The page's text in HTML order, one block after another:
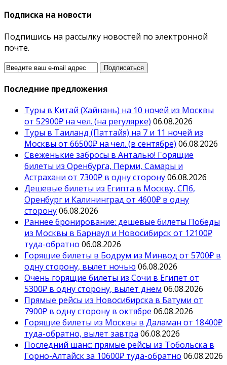
Подписка на новости
Подпишись на рассылку новостей по электронной
почте.
Последние предложения
Туры в Китай (Хайнань) на 10 ночей из Москвы
от 52900₽ на чел. (на регулярке) 06.08.2026
Туры в Таиланд (Паттайя) на 7 и 11 ночей из
Москвы от 66500₽ на чел. (в сентябре) 06.08.2026
Свеженькие забросы в Анталью! Горящие
билеты из Оренбурга, Перми, Самары и
Астрахани от 7300₽ в одну сторону06.08.2026
Дешевые билеты из Египта в Москву, СПб,
Оренбург и Калининград от 4600₽ в одну
сторону06.08.2026
Раннее бронирование: дешевые билеты Победы
из Москвы в Барнаул и Новосибирск от 12100₽
туда-обратно 06.08.2026
Горящие билеты в Бодрум из Минвод от 5700₽ в
одну сторону, вылет ночью 06.08.2026
Очень горящие билеты из Сочи в Египет от
5300₽ в одну сторону, вылет днем 06.08.2026
Прямые рейсы из Новосибирска в Батуми от
7900₽ в одну сторону в октябре 06.08.2026
Горящие билеты из Москвы в Даламан от 18400₽
туда-обратно, вылет завтра 06.08.2026
Последний шанс: прямые рейсы из Тобольска в
Горно-Алтайск за 10600₽ туда-обратно 06.08.2026